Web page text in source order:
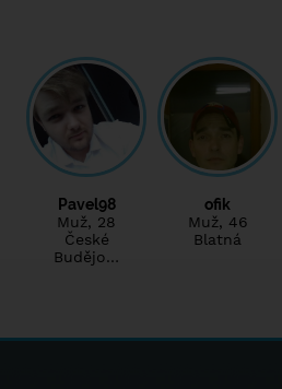
Pavel98
Muž, 28
České
Budějo…
ofik
Muž, 46
Blatná